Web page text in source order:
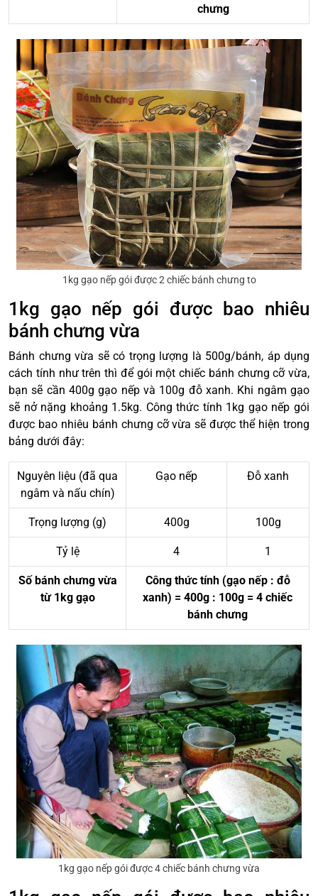
chưng
1kg gạo nếp gói được 2 chiếc bánh chưng to
1kg gạo nếp gói được bao nhiêu
bánh chưng vừa
Bánh chưng vừa sẽ có trọng lượng là 500g/bánh, áp dụng
cách tính như trên thì để gói một chiếc bánh chưng cỡ vừa,
bạn sẽ cần 400g gạo nếp và 100g đỗ xanh. Khi ngâm gạo
sẽ nở nặng khoảng 1.5kg. Công thức tính 1kg gạo nếp gói
được bao nhiêu bánh chưng cỡ vừa sẽ được thể hiện trong
bảng dưới đây:
Nguyên liệu (đã qua
ngâm và nấu chín)
Gạo nếp Đỗ xanh
Trọng lượng (g) 400g 100g
Tỷ lệ 4 1
Số bánh chưng vừa
từ 1kg gạo
Công thức tính (gạo nếp : đỗ
xanh) = 400g : 100g = 4 chiếc
bánh chưng
1kg gạo nếp gói được 4 chiếc bánh chưng vừa